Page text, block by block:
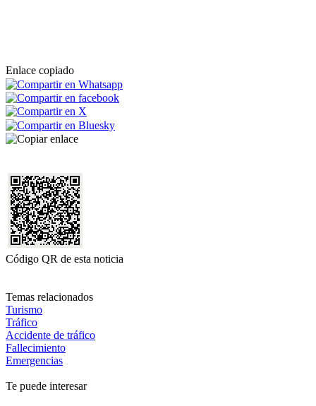
Enlace copiado
Código QR de esta noticia
Temas relacionados
Turismo
Tráfico
Accidente de tráfico
Fallecimiento
Emergencias
Te puede interesar